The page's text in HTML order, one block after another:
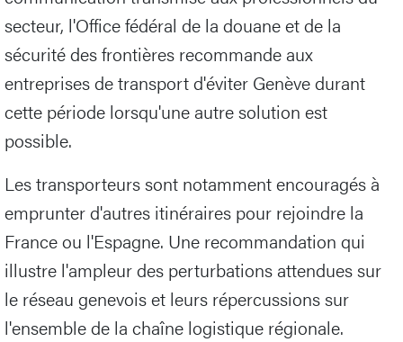
secteur, l'Office fédéral de la douane et de la
sécurité des frontières recommande aux
entreprises de transport d'éviter Genève durant
cette période lorsqu'une autre solution est
possible.
Les transporteurs sont notamment encouragés à
emprunter d'autres itinéraires pour rejoindre la
France ou l'Espagne. Une recommandation qui
illustre l'ampleur des perturbations attendues sur
le réseau genevois et leurs répercussions sur
l'ensemble de la chaîne logistique régionale.